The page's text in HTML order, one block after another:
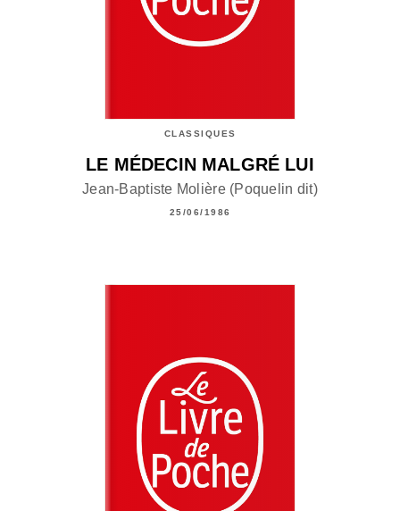
CLASSIQUES
LE MÉDECIN MALGRÉ LUI
Jean-Baptiste Molière (Poquelin dit)
25/06/1986